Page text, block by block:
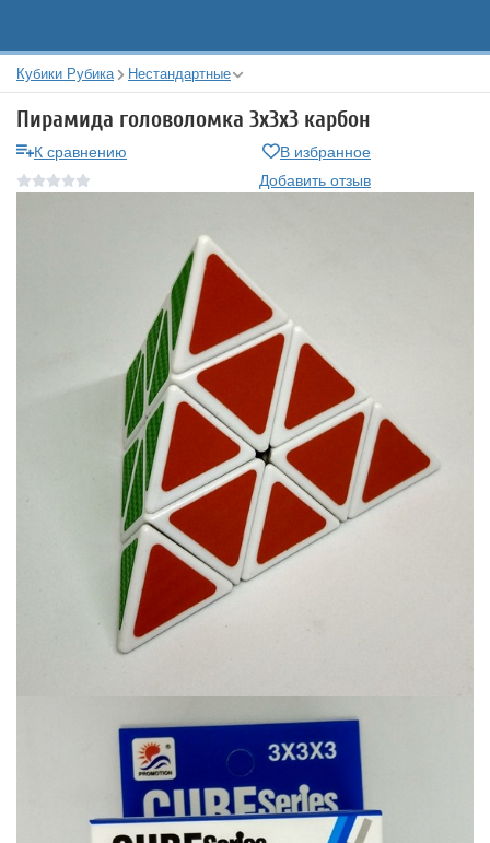
Кубики Рубика Нестандартные
Пирамида головоломка 3х3х3 карбон
К сравнению
В избранное
Добавить отзыв